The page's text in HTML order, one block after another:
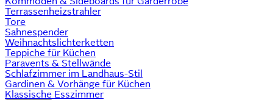
Terrassenheizstrahler
Tore
Sahnespender
Weihnachtslichterketten
Teppiche für Küchen
Paravents & Stellwände
Schlafzimmer im Landhaus-Stil
Gardinen & Vorhänge für Küchen
Klassische Esszimmer